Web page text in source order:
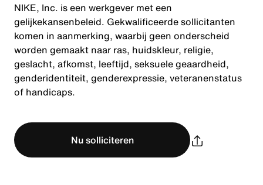
NIKE, Inc. is een werkgever met een
gelijkekansenbeleid. Gekwalificeerde sollicitanten
komen in aanmerking, waarbij geen onderscheid
worden gemaakt naar ras, huidskleur, religie,
geslacht, afkomst, leeftijd, seksuele geaardheid,
genderidentiteit, genderexpressie, veteranenstatus
of handicaps.
Nu solliciteren